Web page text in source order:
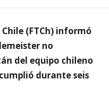
(FTCh) informó
no
del equipo chileno
durante seis